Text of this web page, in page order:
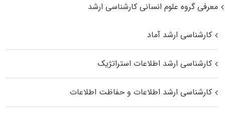
معرفی گروه علوم انسانی کارشناسی ارشد
کارشناسی ارشد آماد
کارشناسی ارشد اطلاعات استراتژیک
کارشناسی ارشد اطلاعات و حفاظت اطلاعات